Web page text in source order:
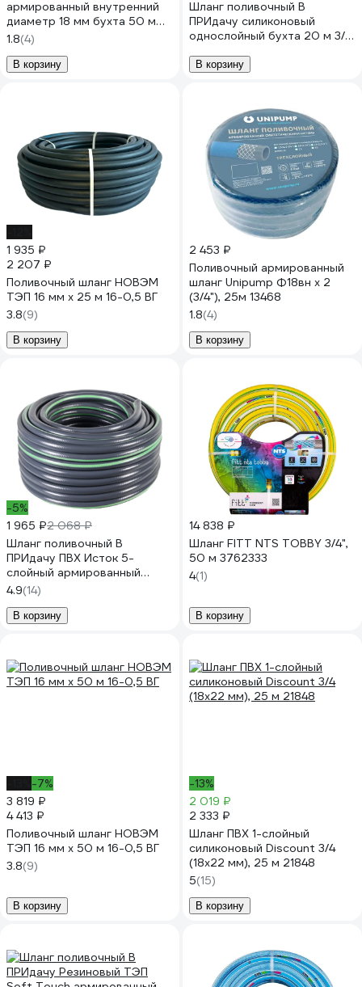
армированный внутренний
диаметр 18 мм бухта 50 м
3/4" UNIPUMP 23551
1.8(4)
В корзину
Шланг поливочный В
ПРИдачу силиконовый
однослойный бухта 20 м 3/4
В корзину
1 935 ₽
2 207 ₽
Поливочный шланг НОВЭМ
ТЭП 16 мм х 25 м 16-0,5 ВГ
3.8(9)
В корзину
2 453 ₽
Поливочный армированный
шланг Unipump Ф18вн х 2
(3/4"), 25м 13468
1.8(4)
В корзину
-5%
1 965 ₽2 068 ₽
Шланг поливочный В
ПРИдачу ПВХ Исток 5-
слойный армированный
бухта 25 м, 1/2 серый
1210166
4.9(14)
В корзину
14 838 ₽
Шланг FITT NTS TOBBY 3/4",
50 м 3762333
4(1)
В корзину
-7%
3 819 ₽
4 413 ₽
Поливочный шланг НОВЭМ
ТЭП 16 мм х 50 м 16-0,5 ВГ
3.8(9)
В корзину
-13%
2 019 ₽
2 333 ₽
Шланг ПВХ 1-слойный
силиконовый Discount 3/4
(18х22 мм), 25 м 21848
5(15)
В корзину